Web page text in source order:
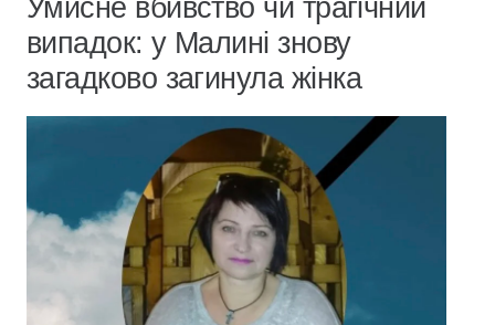
Умисне вбивство чи трагічний
випадок: у Малині знову
загадково загинула жінка